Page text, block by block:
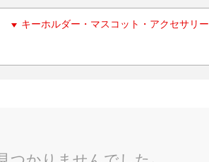
キーホルダー・マスコット・アクセサリー